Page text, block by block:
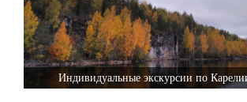
Индивидуальные экскурсии по